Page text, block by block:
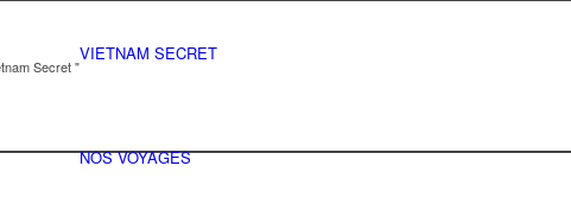
VIETNAM SECRET
Secret "
NOS VOYAGES